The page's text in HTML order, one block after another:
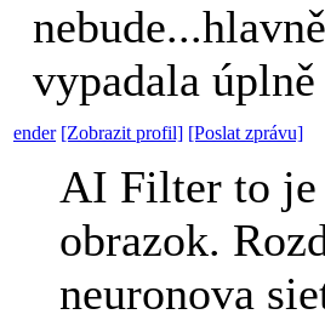
vypadala
ender [Zobrazit profil] [Poslat zprávu]
AI Filter to je
obrazok.
neuronova